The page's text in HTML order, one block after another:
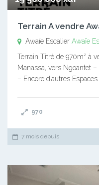
Terrain A vendre
Awaïe Escalier Awaïe
Terrain Titré de 970m² à
Manassa, vers Ngoantet
– Encore d’autres
970
7 mois depuis